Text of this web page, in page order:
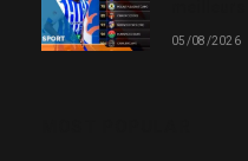
05/08/2026